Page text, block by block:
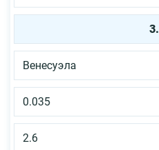
3.
Венесуэла
0.035
2.6